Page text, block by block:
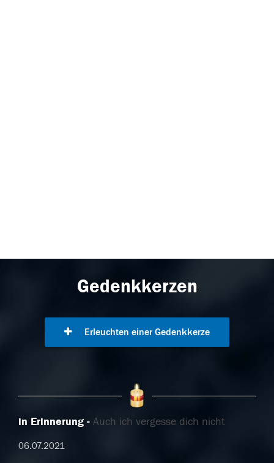
Gedenkkerzen
Erleuchten einer Gedenkkerze
in Erinnerung Auch ich vergesse dich nicht
06.07.2021